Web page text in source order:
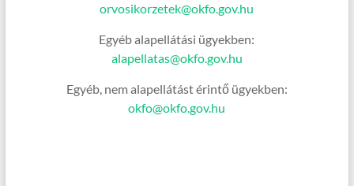
orvosikorzetek@okfo.gov.hu
Egyéb alapellátási ügyekben:
alapellatas@okfo.gov.hu
Egyéb, nem alapellátást érintő ügyekben:
okfo@okfo.gov.hu